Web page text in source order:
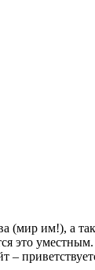
(мир им!), а
это